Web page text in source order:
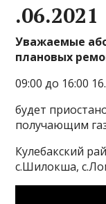
.06.2021
Уважаемые
плановых
09:00 до 16:00
будет
получающим
Кулебакский
с.Шилокша,